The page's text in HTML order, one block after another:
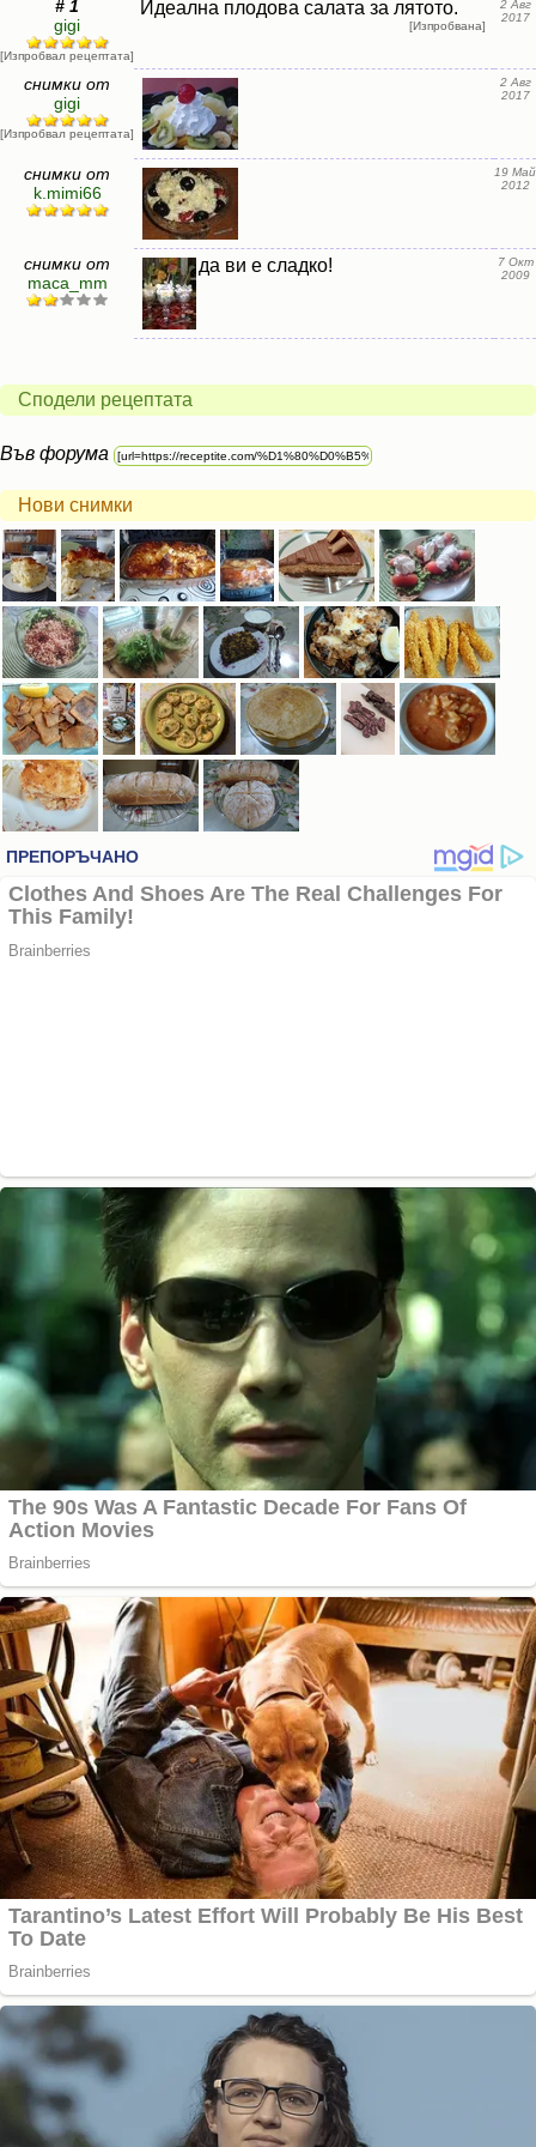
# 1
gigi
[Изпробвал рецептата]
Идеална плодова салата за лятото.
[Изпробвана]
2 Авг
2017
снимки от
gigi
[Изпробвал рецептата]
2 Авг
2017
снимки от
k.mimi66
19 Май
2012
снимки от
maca_mm
да ви е сладко!
7 Окт
2009
Сподели рецептата
Във форума
Нови снимки